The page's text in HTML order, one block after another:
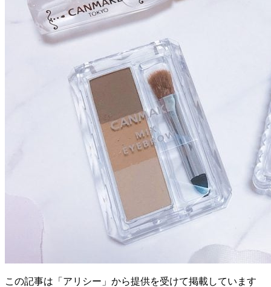
この記事は「アリシー」から提供を受けて掲載しています